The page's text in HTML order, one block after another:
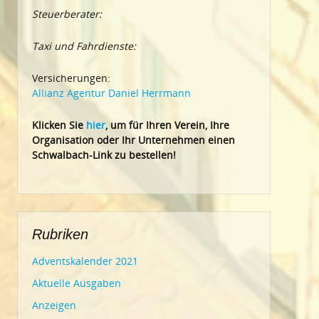
Steuerberater:
Taxi und Fahrdienste:
Versicherungen:
Allianz Agentur Daniel Herrmann
Klicken Sie hier, um für Ihren Verein, Ihre
Organisation oder Ihr Unternehmen einen
Schwalbach-Link zu bestellen!
Rubriken
Adventskalender 2021
Aktuelle Ausgaben
Anzeigen